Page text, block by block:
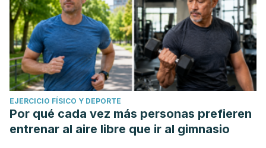
EJERCICIO FÍSICO Y DEPORTE
Por qué cada vez más personas prefieren
entrenar al aire libre que ir al gimnasio